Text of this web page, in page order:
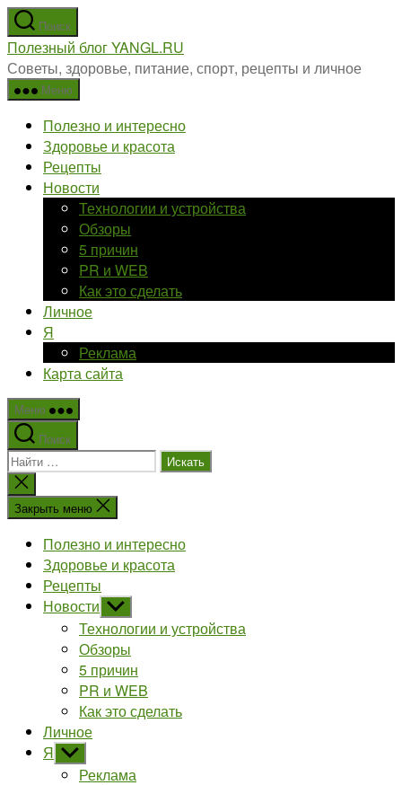
Перейти
к
содержимому
Поиск
Полезный блог YANGL.RU
Советы, здоровье, питание, спорт, рецепты и личное
Меню
Полезно и интересно
Здоровье и красота
Рецепты
Новости
Технологии и устройства
Обзоры
5 причин
PR и WEB
Как это сделать
Личное
Я
Реклама
Карта сайта
Меню
Поиск
Поиск:
Закрыть
поиск
Закрыть меню
Полезно и интересно
Здоровье и красота
Рецепты
Новости Показывать
подменю
Технологии и устройства
Обзоры
5 причин
PR и WEB
Как это сделать
Личное
Я Показывать
подменю
Реклама